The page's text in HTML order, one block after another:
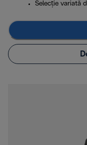
Selecție variată